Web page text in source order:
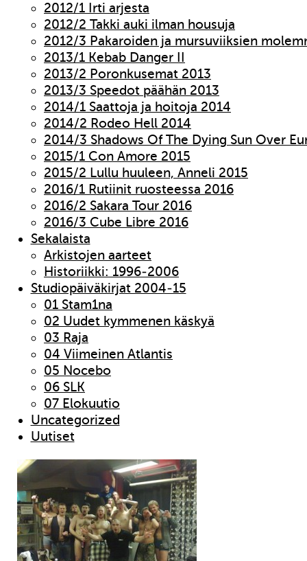
2012/1 Irti arjesta
2012/2 Takki auki ilman housuja
2012/3 Pakaroiden ja mursuviiksien
2013/1 Kebab Danger II
2013/2 Poronkusemat 2013
2013/3 Speedot päähän 2013
2014/1 Saattoja ja hoitoja 2014
2014/2 Rodeo Hell 2014
2014/3 Shadows Of The Dying Sun Over
2015/1 Con Amore 2015
2015/2 Lullu huuleen, Anneli 2015
2016/1 Rutiinit ruosteessa 2016
2016/2 Sakara Tour 2016
2016/3 Cube Libre 2016
Sekalaista
Arkistojen aarteet
Historiikki: 1996-2006
Studiopäiväkirjat 2004-15
01 Stam1na
02 Uudet kymmenen käskyä
03 Raja
04 Viimeinen Atlantis
05 Nocebo
06 SLK
07 Elokuutio
Uncategorized
Uutiset